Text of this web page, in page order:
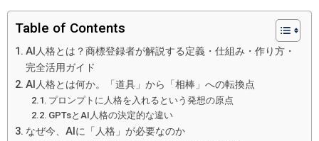
Table of Contents
AI人格とは？商標登録者が解説する定義・仕組み・作り方・
完全活用ガイド
AI人格とは何か。「道具」から「相棒」への転換点
プロンプトに人格を入れるという発想の原点
GPTsとAI人格の決定的な違い
なぜ今、AIに「人格」が必要なのか